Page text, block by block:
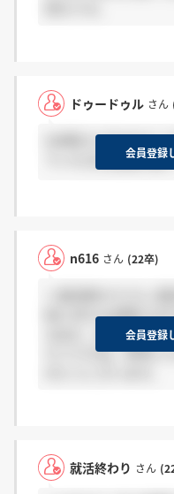
ドゥードゥル さん
GW明けに行われた
ていた方は感謝お願
会員登録
n616 さん (22卒)
術に対する深堀りは
るほど、最終面接と
そうですね。参考に
会員登録
就活終わり さん